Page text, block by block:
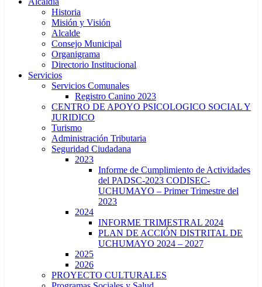
Historia
Misión y Visión
Alcalde
Consejo Municipal
Organigrama
Directorio Institucional
Servicios
Servicios Comunales
Registro Canino 2023
CENTRO DE APOYO PSICOLOGICO SOCIAL Y
JURIDICO
Turismo
Administración Tributaria
Seguridad Ciudadana
2023
Informe de Cumplimiento de Actividades
del PADSC-2023 CODISEC-
UCHUMAYO – Primer Trimestre del
2023
2024
INFORME TRIMESTRAL 2024
PLAN DE ACCIÓN DISTRITAL DE
UCHUMAYO 2024 – 2027
2025
2026
PROYECTO CULTURALES